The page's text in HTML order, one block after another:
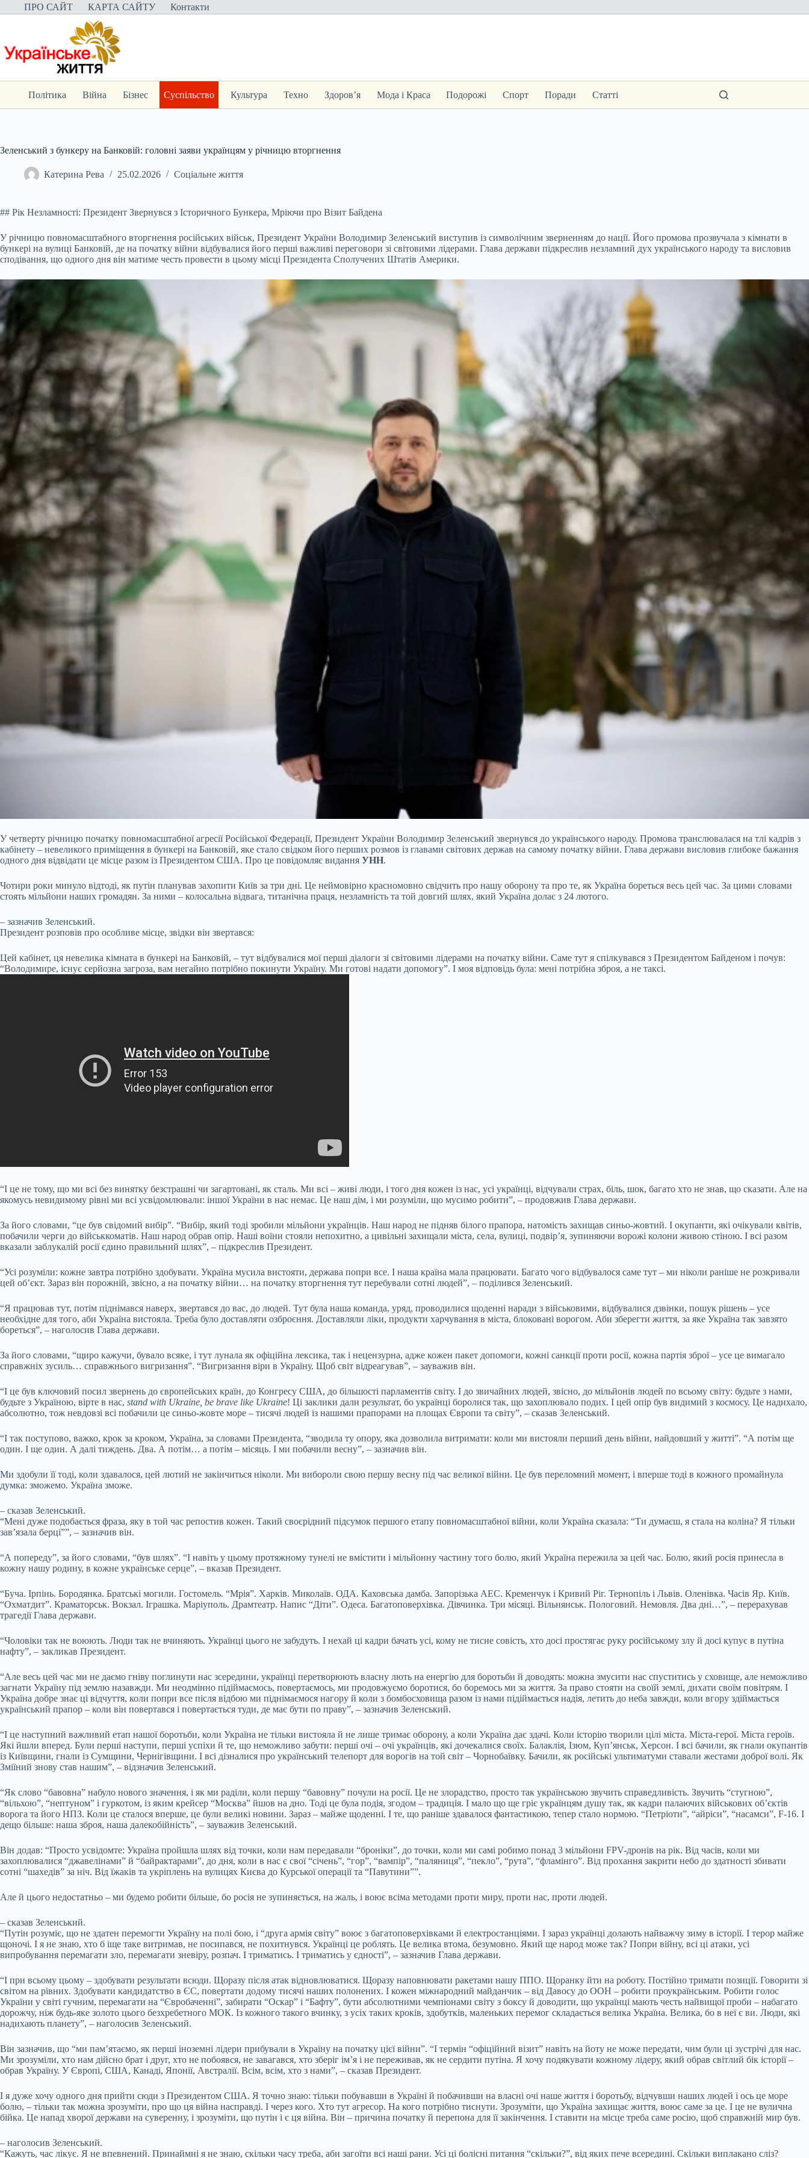
Перейти
до
ПРО САЙТ КАРТА САЙТУ Контакти
Політика Війна Бізнес Суспільство Культура Техно Здоров’я Мода і Краса Подорожі Спорт Поради Статті
Зеленський з бункеру на Банковій: головні заяви українцям у річницю вторгнення
Катерина Рева 25.02.2026 Соціальне життя
## Рік Незламності: Президент Звернувся з Історичного Бункера, Мріючи про Візит Байдена
У річницю повномасштабного вторгнення російських військ, Президент України Володимир Зеленський виступив із символічним зверненням до нації. Його промова прозвучала з кімнати в
бункері на вулиці Банковій, де на початку війни відбувалися його перші важливі переговори зі світовими лідерами. Глава держави підкреслив незламний дух українського народу та висловив
сподівання, що одного дня він матиме честь провести в цьому місці Президента Сполучених Штатів Америки.
У четверту річницю початку повномасштабної агресії Російської Федерації, Президент України Володимир Зеленський звернувся до українського народу. Промова транслювалася на тлі кадрів з
кабінету – невеликого приміщення в бункері на Банковій, яке стало свідком його перших розмов із главами світових держав на самому початку війни. Глава держави висловив глибоке бажання
одного дня відвідати це місце разом із Президентом США. Про це повідомляє видання УНН.
Чотири роки минуло відтоді, як путін планував захопити Київ за три дні. Це неймовірно красномовно свідчить про нашу оборону та про те, як Україна бореться весь цей час. За цими словами
стоять мільйони наших громадян. За ними – колосальна відвага, титанічна праця, незламність та той довгий шлях, який Україна долає з 24 лютого.
– зазначив Зеленський.
Президент розповів про особливе місце, звідки він звертався:
Цей кабінет, ця невелика кімната в бункері на Банковій, – тут відбувалися мої перші діалоги зі світовими лідерами на початку війни. Саме тут я спілкувався з Президентом Байденом і почув:
“Володимире, існує серйозна загроза, вам негайно потрібно покинути Україну. Ми готові надати допомогу”. І моя відповідь була: мені потрібна зброя, а не таксі.
“І це не тому, що ми всі без винятку безстрашні чи загартовані, як сталь. Ми всі – живі люди, і того дня кожен із нас, усі українці, відчували страх, біль, шок, багато хто не знав, що сказати. Але на
якомусь невидимому рівні ми всі усвідомлювали: іншої України в нас немає. Це наш дім, і ми розуміли, що мусимо робити”, – продовжив Глава держави.
За його словами, “це був свідомий вибір”. “Вибір, який тоді зробили мільйони українців. Наш народ не підняв білого прапора, натомість захищав синьо-жовтий. І окупанти, які очікували квітів,
побачили черги до військкоматів. Наш народ обрав опір. Наші воїни стояли непохитно, а цивільні захищали міста, села, вулиці, подвір’я, зупиняючи ворожі колони живою стіною. І всі разом
вказали заблукалій росії єдино правильний шлях”, – підкреслив Президент.
“Усі розуміли: кожне завтра потрібно здобувати. Україна мусила вистояти, держава попри все. І наша країна мала працювати. Багато чого відбувалося саме тут – ми ніколи раніше не розкривали
цей об’єкт. Зараз він порожній, звісно, а на початку війни… на початку вторгнення тут перебували сотні людей”, – поділився Зеленський.
“Я працював тут, потім піднімався наверх, звертався до вас, до людей. Тут була наша команда, уряд, проводилися щоденні наради з військовими, відбувалися дзвінки, пошук рішень – усе
необхідне для того, аби Україна вистояла. Треба було доставляти озброєння. Доставляли ліки, продукти харчування в міста, блоковані ворогом. Аби зберегти життя, за яке Україна так завзято
бореться”, – наголосив Глава держави.
За його словами, “щиро кажучи, бувало всяке, і тут лунала як офіційна лексика, так і нецензурна, адже кожен пакет допомоги, кожні санкції проти росії, кожна партія зброї – усе це вимагало
справжніх зусиль… справжнього вигризання”. “Вигризання віри в Україну. Щоб світ відреагував”, – зауважив він.
“І це був ключовий посил звернень до європейських країн, до Конгресу США, до більшості парламентів світу. І до звичайних людей, звісно, до мільйонів людей по всьому світу: будьте з нами,
будьте з Україною, вірте в нас, stand with Ukraine, be brave like Ukraine! Ці заклики дали результат, бо українці боролися так, що захоплювало подих. І цей опір був видимий з космосу. Це надихало,
абсолютно, тож невдовзі всі побачили це синьо-жовте море – тисячі людей із нашими прапорами на площах Європи та світу”, – сказав Зеленський.
“І так поступово, важко, крок за кроком, Україна, за словами Президента, “зводила ту опору, яка дозволила витримати: коли ми вистояли перший день війни, найдовший у житті”. “А потім ще
один. І ще один. А далі тиждень. Два. А потім… а потім – місяць. І ми побачили весну”, – зазначив він.
Ми здобули її тоді, коли здавалося, цей лютий не закінчиться ніколи. Ми вибороли свою першу весну під час великої війни. Це був переломний момент, і вперше тоді в кожного промайнула
думка: зможемо. Україна зможе.
– сказав Зеленський.
“Мені дуже подобається фраза, яку в той час репостив кожен. Такий своєрідний підсумок першого етапу повномасштабної війни, коли Україна сказала: “Ти думаєш, я стала на коліна? Я тільки
зав’язала берці””, – зазначив він.
“А попереду”, за його словами, “був шлях”. “І навіть у цьому протяжному тунелі не вмістити і мільйонну частину того болю, який Україна пережила за цей час. Болю, який росія принесла в
кожну нашу родину, в кожне українське серце”, – вказав Президент.
“Буча. Ірпінь. Бородянка. Братські могили. Гостомель. “Мрія”. Харків. Миколаїв. ОДА. Каховська дамба. Запорізька АЕС. Кременчук і Кривий Ріг. Тернопіль і Львів. Оленівка. Часів Яр. Київ.
“Охматдит”. Краматорськ. Вокзал. Іграшка. Маріуполь. Драмтеатр. Напис “Діти”. Одеса. Багатоповерхівка. Дівчинка. Три місяці. Вільнянськ. Пологовий. Немовля. Два дні…”, – перерахував
трагедії Глава держави.
“Чоловіки так не воюють. Люди так не вчиняють. Українці цього не забудуть. І нехай ці кадри бачать усі, кому не тисне совість, хто досі простягає руку російському злу й досі купує в путіна
нафту”, – закликав Президент.
“Але весь цей час ми не даємо гніву поглинути нас зсередини, українці перетворюють власну лють на енергію для боротьби й доводять: можна змусити нас спуститись у сховище, але неможливо
загнати Україну під землю назавжди. Ми неодмінно підіймаємось, повертаємось, ми продовжуємо боротися, бо боремось ми за життя. За право стояти на своїй землі, дихати своїм повітрям. І
Україна добре знає ці відчуття, коли попри все після відбою ми піднімаємося нагору й коли з бомбосховища разом із нами підіймається надія, летить до неба завжди, коли вгору здіймається
український прапор – коли він повертався і повертається туди, де має бути по праву”, – зазначив Зеленський.
“І це наступний важливий етап нашої боротьби, коли Україна не тільки вистояла й не лише тримає оборону, а коли Україна дає здачі. Коли історію творили цілі міста. Міста-герої. Міста героїв.
Які йшли вперед. Були перші наступи, перші успіхи й те, що неможливо забути: перші очі – очі українців, які дочекалися своїх. Балаклія, Ізюм, Куп’янськ, Херсон. І всі бачили, як гнали окупантів
із Київщини, гнали із Сумщини, Чернігівщини. І всі дізналися про український телепорт для ворогів на той світ – Чорнобаївку. Бачили, як російські ультиматуми ставали жестами доброї волі. Як
Зміїний знову став нашим”, – відзначив Зеленський.
“Як слово “бавовна” набуло нового значення, і як ми раділи, коли першу “бавовну” почули на росії. Це не злорадство, просто так українською звучить справедливість. Звучить “стугною”,
“вільхою”, “нептуном” і гуркотом, із яким крейсер “Москва” йшов на дно. Тоді це була подія, згодом – традиція. І мало що ще гріє українцям душу так, як кадри палаючих військових об’єктів
ворога та його НПЗ. Коли це сталося вперше, це були великі новини. Зараз – майже щоденні. І те, що раніше здавалося фантастикою, тепер стало нормою. “Петріоти”, “айріси”, “насамси”, F-16. І
дещо більше: наша зброя, наша далекобійність”, – зауважив Зеленський.
Він додав: “Просто усвідомте: Україна пройшла шлях від точки, коли нам передавали “броніки”, до точки, коли ми самі робимо понад 3 мільйони FPV-дронів на рік. Від часів, коли ми
захоплювалися “джавелінами” й “байрактарами”, до дня, коли в нас є свої “січень”, “гор”, “вампір”, “паляниця”, “пекло”, “рута”, “фламінго”. Від прохання закрити небо до здатності збивати
сотні “шахедів” за ніч. Від їжаків та укріплень на вулицях Києва до Курської операції та “Павутини””.
Але й цього недостатньо – ми будемо робити більше, бо росія не зупиняється, на жаль, і воює всіма методами проти миру, проти нас, проти людей.
– сказав Зеленський.
“Путін розуміє, що не здатен перемогти Україну на полі бою, і “друга армія світу” воює з багатоповерхівками й електростанціями. І зараз українці долають найважчу зиму в історії. І терор майже
щоночі. І я не знаю, хто б іще таке витримав, не посипався, не похитнувся. Українці це роблять. Це велика втома, безумовно. Який ще народ може так? Попри війну, всі ці атаки, усі
випробування перемагати зло, перемагати зневіру, розпач. І триматись. І триматись у єдності”, – зазначив Глава держави.
“І при всьому цьому – здобувати результати всюди. Щоразу після атак відновлюватися. Щоразу наповнювати ракетами нашу ППО. Щоранку йти на роботу. Постійно тримати позиції. Говорити зі
світом на рівних. Здобувати кандидатство в ЄС, повертати додому тисячі наших полонених. І кожен міжнародний майданчик – від Давосу до ООН – робити проукраїнським. Робити голос
України у світі гучним, перемагати на “Євробаченні”, забирати “Оскар” і “Бафту”, бути абсолютними чемпіонами світу з боксу й доводити, що українці мають честь найвищої проби – набагато
дорожчу, ніж будь-яке золото цього безхребетного МОК. Із кожного такого вчинку, з усіх таких кроків, здобутків, маленьких перемог складається велика Україна. Велика, бо в неї є ви. Люди, які
надихають планету”, – наголосив Зеленський.
Він зазначив, що “ми пам’ятаємо, як перші іноземні лідери прибували в Україну на початку цієї війни”. “І термін “офіційний візит” навіть на йоту не може передати, чим були ці зустрічі для нас.
Ми зрозуміли, хто нам дійсно брат і друг, хто не побоявся, не завагався, хто зберіг ім’я і не переживав, як не сердити путіна. Я хочу подякувати кожному лідеру, який обрав світлий бік історії –
обрав Україну. У Європі, США, Канаді, Японії, Австралії. Всім, всім, хто з нами”, – сказав Президент.
І я дуже хочу одного дня прийти сюди з Президентом США. Я точно знаю: тільки побувавши в Україні й побачивши на власні очі наше життя і боротьбу, відчувши наших людей і ось це море
болю, – тільки так можна зрозуміти, про що ця війна насправді. І через кого. Хто тут агресор. На кого потрібно тиснути. Зрозуміти, що Україна захищає життя, воює саме за це. І це не вулична
бійка. Це напад хворої держави на суверенну, і зрозуміти, що путін і є ця війна. Він – причина початку й перепона для її закінчення. І ставити на місце треба саме росію, щоб справжній мир був.
– наголосив Зеленський.
“Кажуть, час лікує. Я не впевнений. Принаймні я не знаю, скільки часу треба, аби загоїти всі наші рани. Усі ці болісні питання “скільки?”, від яких пече всередині. Скільки виплакано сліз?